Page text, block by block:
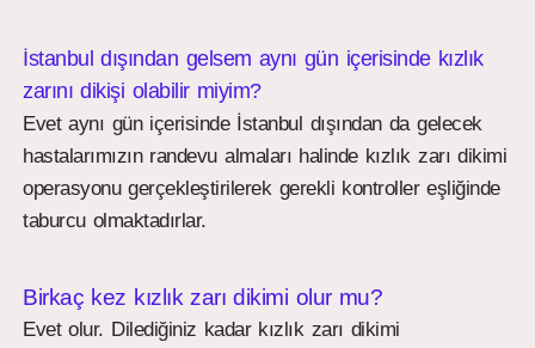
İstanbul dışından gelsem aynı gün içerisinde kızlık
zarını dikişi olabilir miyim?
Evet aynı gün içerisinde İstanbul dışından da gelecek
hastalarımızın randevu almaları halinde kızlık zarı dikimi
operasyonu gerçekleştirilerek gerekli kontroller eşliğinde
taburcu olmaktadırlar.
Birkaç kez kızlık zarı dikimi olur mu?
Evet olur. Dilediğiniz kadar kızlık zarı dikimi